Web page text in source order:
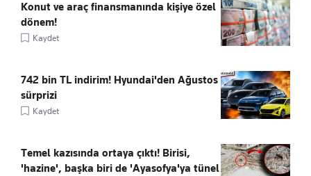
Konut ve araç finansmanında kişiye özel
dönem!
Kaydet
742 bin TL indirim! Hyundai'den Ağustos
sürprizi
Kaydet
Temel kazısında ortaya çıktı! Birisi,
'hazine', başka biri de 'Ayasofya'ya tünel